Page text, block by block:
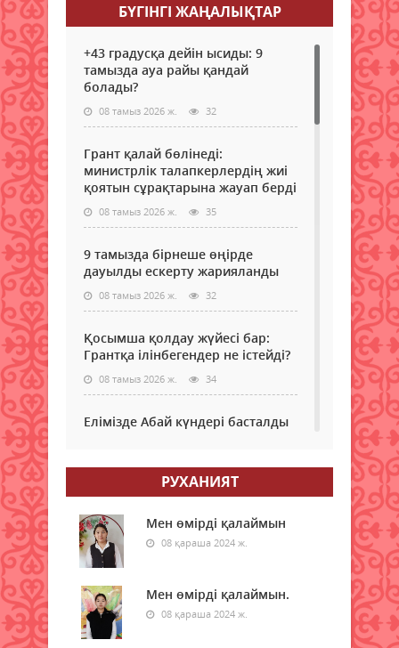
БҮГІНГI ЖАҢАЛЫҚТАР
+43 градусқа дейін ысиды: 9
тамызда ауа райы қандай
болады?
08 тамыз 2026 ж. 32
Грант қалай бөлінеді:
министрлік талапкерлердің жиі
қоятын сұрақтарына жауап берді
08 тамыз 2026 ж. 35
9 тамызда бірнеше өңірде
дауылды ескерту жарияланды
08 тамыз 2026 ж. 32
Қосымша қолдау жүйесі бар:
Грантқа ілінбегендер не істейді?
08 тамыз 2026 ж. 34
Елімізде Абай күндері басталды
Қызылордада “Жасыл ел“ еңбек
экологиялық сенбілік өтті
08 тамыз 2026 ж. 35
Жексенбіде еліміздің барлық
дерлік өңірінде дауылды
ескерту жарияланды
РУХАНИЯТ
Мен өмірді қалаймын
08 қараша 2024 ж.
Мен өмірді қалаймын.
08 қараша 2024 ж.